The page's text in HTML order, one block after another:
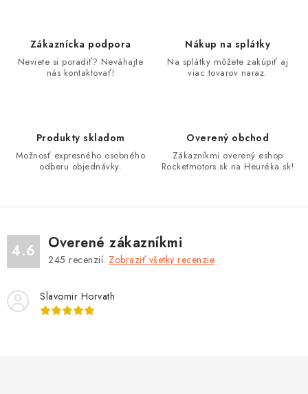
Zákaznícka podpora
Neviete si poradiť? Neváhajte
nás kontaktovať!
Nákup na splátky
Na splátky môžete zakúpiť aj
viac tovarov naraz.
Produkty skladom
Možnosť expresného osobného
odberu objednávky.
Overený obchod
Zákazníkmi overený eshop
Rocketmotors.sk na Heuréka.sk!
4.6 Overené zákazníkmi
245 recenzií. Zobraziť všetky recenzie
Slavomir Horvath